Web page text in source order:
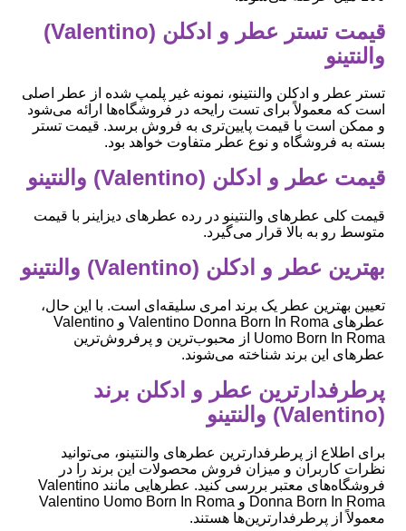
قیمت تستر عطر و ادکلن (Valentino)
والنتینو
تستر عطر و ادکلن والنتینو، نمونه غیر پلمپ شده از عطر اصلی
است که معمولاً برای تست رایحه در فروشگاه‌ها ارائه می‌شود
و ممکن است با قیمت پایین‌تری به فروش برسد. قیمت تستر
بسته به فروشگاه و نوع عطر متفاوت خواهد بود.
قیمت عطر و ادکلن (Valentino) والنتینو
قیمت کلی عطرهای والنتینو در رده عطرهای دیزاینر با قیمت
متوسط رو به بالا قرار می‌گیرد.
بهترین عطر و ادکلن (Valentino) والنتینو
تعیین بهترین عطر یک برند امری سلیقه‌ای است. با این حال،
عطرهای Valentino Donna Born In Roma و Valentino
Uomo Born In Roma از محبوب‌ترین و پرفروش‌ترین
عطرهای این برند شناخته می‌شوند.
پرطرفدارترین عطر و ادکلن برند
(Valentino) والنتینو
برای اطلاع از پرطرفدارترین عطرهای والنتینو، می‌توانید
نظرات کاربران و میزان فروش محصولات این برند را در
فروشگاه‌های معتبر بررسی کنید. عطرهایی مانند Valentino
Donna Born In Roma و Valentino Uomo Born In Roma
معمولاً از پرطرفدارترین‌ها هستند.